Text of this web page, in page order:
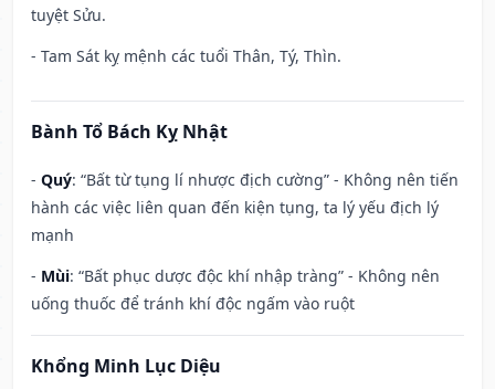
tuyệt Sửu.
- Tam Sát kỵ mệnh các tuổi Thân, Tý, Thìn.
Bành Tổ Bách Kỵ Nhật
- Quý: “Bất từ tụng lí nhược địch cường” - Không nên tiến
hành các việc liên quan đến kiện tụng, ta lý yếu địch lý
mạnh
- Mùi: “Bất phục dược độc khí nhập tràng” - Không nên
uống thuốc để tránh khí độc ngấm vào ruột
Khổng Minh Lục Diệu